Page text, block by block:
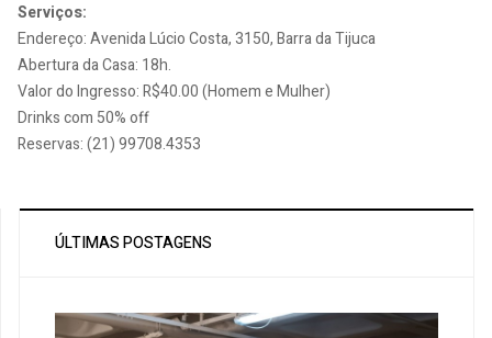
Serviços:
Endereço: Avenida Lúcio Costa, 3150, Barra da Tijuca
Abertura da Casa: 18h.
Valor do Ingresso: R$40.00 (Homem e Mulher)
Drinks com 50% off
Reservas: (21) 99708.4353
ÚLTIMAS POSTAGENS